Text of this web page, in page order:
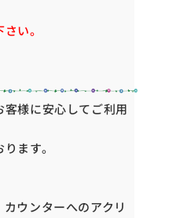
い。
様に安心してご利用
ます。
ウンターへのアクリ